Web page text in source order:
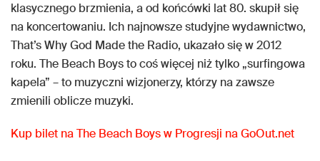
klasycznego brzmienia, a od końcówki lat 80. skupił się
na koncertowaniu. Ich najnowsze studyjne wydawnictwo,
That’s Why God Made the Radio, ukazało się w 2012
roku. The Beach Boys to coś więcej niż tylko „surfingowa
kapela” – to muzyczni wizjonerzy, którzy na zawsze
zmienili oblicze muzyki.
Kup bilet na The Beach Boys w Progresji na GoOut.net